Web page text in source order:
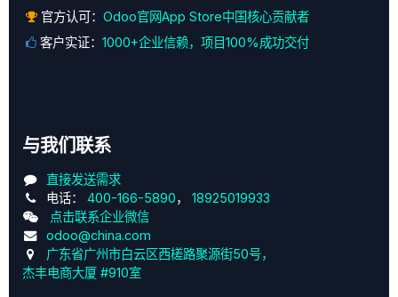
官方认可： Odoo官网App Store中国核心贡献者
客户实证： 1000+企业信赖，项目100%成功交付
与我们联系
直接发送需求
电话： 400-166-5890， 18925019933
点击联系企业微信
odoo@china.com
广东省广州市白云区西槎路聚源街50号，
杰丰电商大厦 #910室